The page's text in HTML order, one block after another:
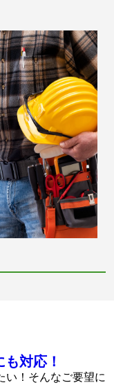
対応！
い！そんなご要望に